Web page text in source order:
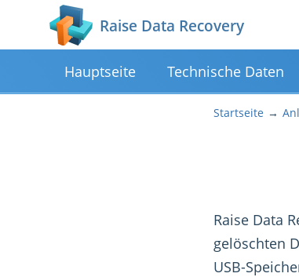
Raise Data Recovery
Hauptseite Technische Daten
Startseite
Raise Data
gelöschten
USB-